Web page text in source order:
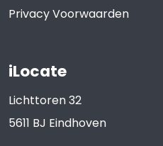
Privacy Voorwaarden
iLocate
Lichttoren 32
5611 BJ Eindhoven